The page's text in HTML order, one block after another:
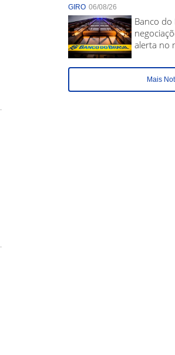
GIRO 06/08/26
Banco do
alerta no
Mais